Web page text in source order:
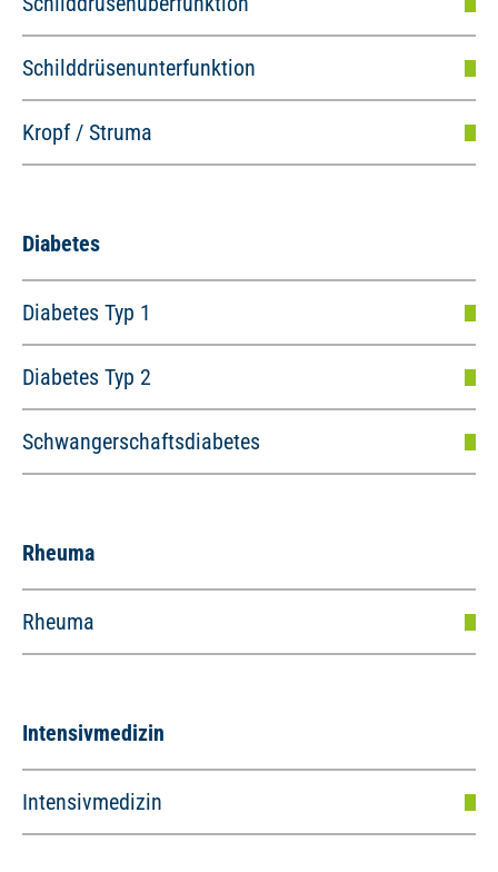
Schilddrüsenunterfunktion
Kropf / Struma
Diabetes
Diabetes Typ 1
Diabetes Typ 2
Schwangerschaftsdiabetes
Rheuma
Rheuma
Intensivmedizin
Intensivmedizin